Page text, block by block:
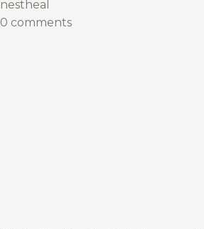
nestheal
0 comments